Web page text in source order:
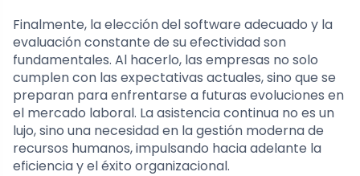
Finalmente, la elección del software adecuado y la
evaluación constante de su efectividad son
fundamentales. Al hacerlo, las empresas no solo
cumplen con las expectativas actuales, sino que se
preparan para enfrentarse a futuras evoluciones en
el mercado laboral. La asistencia continua no es un
lujo, sino una necesidad en la gestión moderna de
recursos humanos, impulsando hacia adelante la
eficiencia y el éxito organizacional.